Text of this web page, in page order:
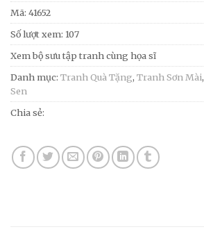
Mã: 41652
Số lượt xem: 107
Xem bộ sưu tập tranh cùng họa sĩ
Danh mục: Tranh Quà Tặng, Tranh Sơn Mài,
Sen
Chia sẻ: